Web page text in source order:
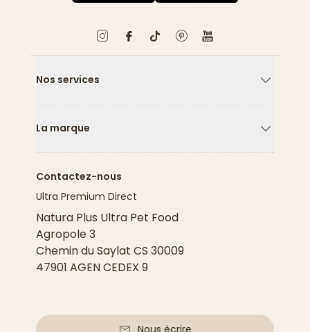
Nos services
La marque
Contactez-nous
Ultra Premium Direct
Natura Plus Ultra Pet Food
Agropole 3
Chemin du Saylat CS 30009
47901 AGEN CEDEX 9
Nous écrire